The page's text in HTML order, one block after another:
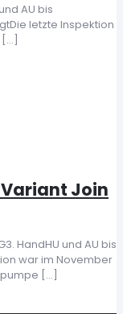
AU bis
letzte Inspektion
[…]
Variant Join
HandHU und AU bis
war im November
[…]